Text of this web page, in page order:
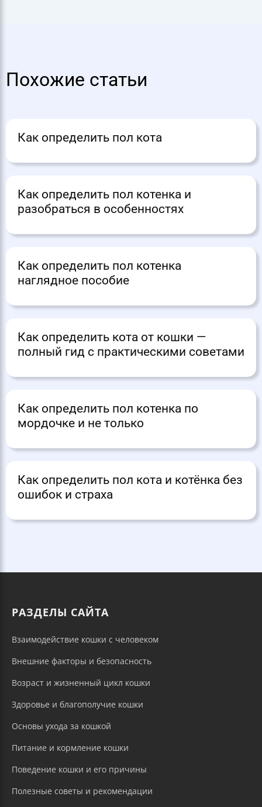
Похожие статьи
Как определить пол кота
Как определить пол котенка и
разобраться в особенностях
Как определить пол котенка
наглядное пособие
Как определить кота от кошки —
полный гид с практическими советами
Как определить пол котенка по
мордочке и не только
Как определить пол кота и котёнка без
ошибок и страха
РАЗДЕЛЫ САЙТА
Взаимодействие кошки с человеком
Внешние факторы и безопасность
Возраст и жизненный цикл кошки
Здоровье и благополучие кошки
Основы ухода за кошкой
Питание и кормление кошки
Поведение кошки и его причины
Полезные советы и рекомендации